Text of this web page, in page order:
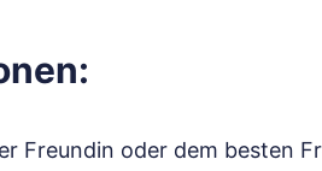
Freundin oder dem besten